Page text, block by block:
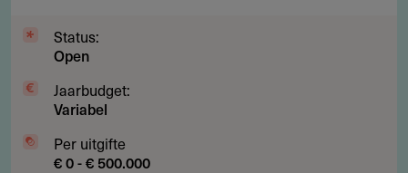
kunstenaars
Status:
Open
Jaarbudget:
Variabel
Per uitgifte
€ 0 - € 500.000